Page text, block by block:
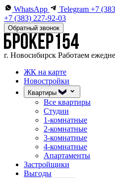
WhatsApp Telegram +7
+7 (383) 227-92-03
Обратный звонок
г. Новосибирск Работаем
ЖК на карте
Новостройки
Квартиры
Все квартиры
Студии
1-комнатные
2-комнатные
3-комнатные
4-комнатные
Апартаменты
Застройщики
Выгоды